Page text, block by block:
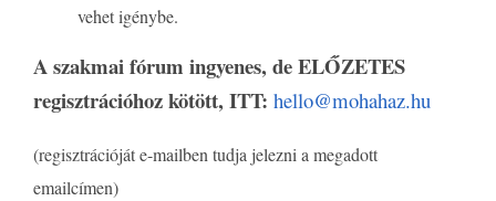
vehet igénybe.
Aszakmai fórum ingyenes, deELŐZETES
regisztrációhoz kötött, ITT: hello@mohahaz.hu
(regisztrációját e-mailben tudja jelezni a megadott
emailcímen)